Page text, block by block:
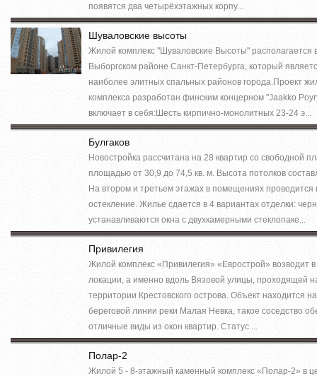
появятся два четырёхэтажных корпу...
Шуваловские высоты
Жилой комплекс "Шуваловские Высоты" располагается
Выборгском районе Санкт-Петербурга, который
наиболее элитных спальных районов города.Проект
комплекса разработан финским концерном "Jaakko
включает в себя:Шесть кирпично-монолитных 23-24 э...
Булгаков
Новостройка рассчитана на 28 квартир со свободной
площадью от 30,9 до 74,5 кв. м. Высота потолков
На втором и третьем этажах в помещениях
остекление. Жилье сдается в 4 вариантах отделки:
устанавливаются окна с двухкамерными стеклопаке...
Привилегия
Жилой комплекс «Привилегия» «Еврострой» возводит
локации, а именно вдоль Вязовой улицы, проходящей
территории Крестовского острова. Объект находится
береговой линии реки Малая Невка, такое соседство
отличные виды из окон квартир. Статус ...
Полар-2
Жилой 5 - 8-этажный каменный комплекс «Полар-2» в